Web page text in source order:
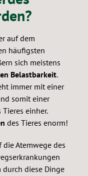
auf dem
häufigsten
sich meistens
Belastbarkeit.
immer mit einer
somit einer
einher.
des Tieres enorm!
die Atemwege des
diese Dinge